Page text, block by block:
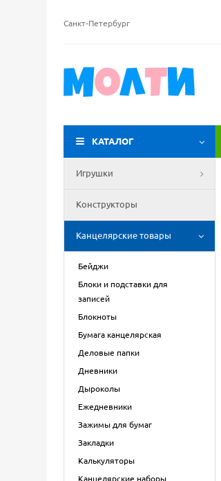
Санкт-Петербург
КАТАЛОГ
Игрушки
Конструкторы
Канцелярские товары
Бейджи
Блоки и подставки для
записей
Блокноты
Бумага канцелярская
Деловые папки
Дневники
Дыроколы
Ежедневники
Зажимы для бумаг
Закладки
Калькуляторы
Канцелярские наборы